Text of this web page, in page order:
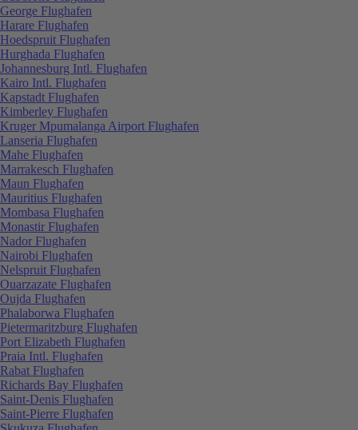
George Flughafen
Harare Flughafen
Hoedspruit Flughafen
Hurghada Flughafen
Johannesburg Intl. Flughafen
Kairo Intl. Flughafen
Kapstadt Flughafen
Kimberley Flughafen
Kruger Mpumalanga Airport Flughafen
Lanseria Flughafen
Mahe Flughafen
Marrakesch Flughafen
Maun Flughafen
Mauritius Flughafen
Mombasa Flughafen
Monastir Flughafen
Nador Flughafen
Nairobi Flughafen
Nelspruit Flughafen
Ouarzazate Flughafen
Oujda Flughafen
Phalaborwa Flughafen
Pietermaritzburg Flughafen
Port Elizabeth Flughafen
Praia Intl. Flughafen
Rabat Flughafen
Richards Bay Flughafen
Saint-Denis Flughafen
Saint-Pierre Flughafen